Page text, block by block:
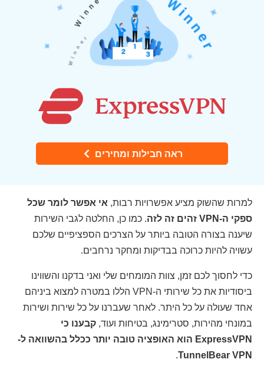
ראה חבילות ומחירים
למרות שהשוק מציע אפשרויות רבות, אי אפשר לומר שכל
ספקי ה-VPN זהים זה לזה
. כמו כן, החלטה לגבי השירות
שיענה בצורה הטובה ביותר על הצרכים הספציפיים שלכם
עשויה להיות כרוכה בבדיקות ומחקר נרחבים.
כדי לחסוך לכם זמן, צוות המומחים שלי ואני בדקנו והשווינו
ביסודיות את כל שירותי ה-VPN הללו במטרה למצוא ביניהם
אחד שעולה על כל היתר. לאחר שעברנו על כל שירות ושירות
במונחי מהירות, סטרימינג, בטיחות ועוד, קבענו כי
ExpressVPN הוא האופציה טובה יותר ככלל בהשוואה ל-
TunnelBear VPN
.